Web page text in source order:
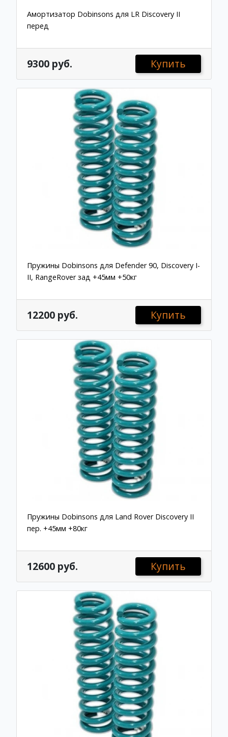
Амортизатор Dobinsons для LR Discovery II
перед
9300 руб. Купить
Пружины Dobinsons для Defender 90, Discovery I-
II, RangeRover зад +45мм +50кг
12200 руб. Купить
Пружины Dobinsons для Land Rover Discovery II
пер. +45мм +80кг
12600 руб. Купить